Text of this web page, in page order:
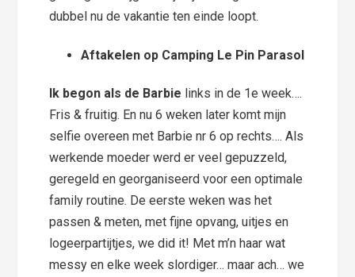
dubbel nu de vakantie ten einde loopt.
Aftakelen op Camping Le Pin Parasol
Ik begon als de Barbie links in de 1e week….
Fris & fruitig. En nu 6 weken later komt mijn
selfie overeen met Barbie nr 6 op rechts…. Als
werkende moeder werd er veel gepuzzeld,
geregeld en georganiseerd voor een optimale
family routine. De eerste weken was het
passen & meten, met fijne opvang, uitjes en
logeerpartijtjes, we did it! Met m’n haar wat
messy en elke week slordiger… maar ach… we